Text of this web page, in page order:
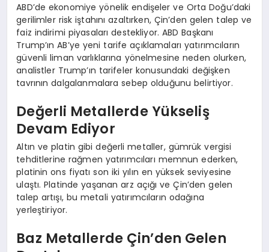
ABD’de ekonomiye yönelik endişeler ve Orta Doğu’daki
gerilimler risk iştahını azaltırken, Çin’den gelen talep ve
faiz indirimi piyasaları destekliyor. ABD Başkanı
Trump’ın AB’ye yeni tarife açıklamaları yatırımcıların
güvenli liman varlıklarına yönelmesine neden olurken,
analistler Trump’ın tarifeler konusundaki değişken
tavrının dalgalanmalara sebep olduğunu belirtiyor.
Değerli Metallerde Yükseliş
Devam Ediyor
Altın ve platin gibi değerli metaller, gümrük vergisi
tehditlerine rağmen yatırımcıları memnun ederken,
platinin ons fiyatı son iki yılın en yüksek seviyesine
ulaştı. Platinde yaşanan arz açığı ve Çin’den gelen
talep artışı, bu metali yatırımcıların odağına
yerleştiriyor.
Baz Metallerde Çin’den Gelen